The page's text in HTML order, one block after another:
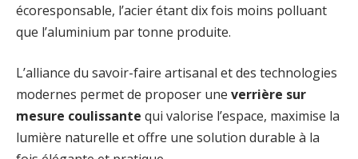
écoresponsable, l’acier étant dix fois moins polluant
que l’aluminium par tonne produite.
L’alliance du savoir-faire artisanal et des technologies
modernes permet de proposer une verrière sur
mesure coulissante qui valorise l’espace, maximise la
lumière naturelle et offre une solution durable à la